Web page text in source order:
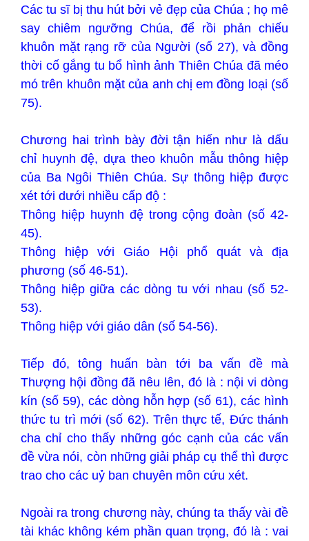
Các tu sĩ bị thu hút bởi vẻ đẹp của Chúa ; họ mê
say chiêm ngưỡng Chúa, để rồi phản chiếu
khuôn mặt rạng rỡ của Người (số 27), và đồng
thời cố gắng tu bổ hình ảnh Thiên Chúa đã méo
mó trên khuôn mặt của anh chị em đồng loại (số
75).
Chương hai trình bày đời tận hiến như là dấu
chỉ huynh đệ, dựa theo khuôn mẫu thông hiệp
của Ba Ngôi Thiên Chúa. Sự thông hiệp được
xét tới dưới nhiều cấp độ :
Thông hiệp huynh đệ trong cộng đoàn (số 42-
45).
Thông hiệp với Giáo Hội phổ quát và địa
phương (số 46-51).
Thông hiệp giữa các dòng tu với nhau (số 52-
53).
Thông hiệp với giáo dân (số 54-56).
Tiếp đó, tông huấn bàn tới ba vấn đề mà
Thượng hội đồng đã nêu lên, đó là : nội vi dòng
kín (số 59), các dòng hỗn hợp (số 61), các hình
thức tu trì mới (số 62). Trên thực tế, Đức thánh
cha chỉ cho thấy những góc cạnh của các vấn
đề vừa nói, còn những giải pháp cụ thể thì được
trao cho các uỷ ban chuyên môn cứu xét.
Ngoài ra trong chương này, chúng ta thấy vài đề
tài khác không kém phần quan trọng, đó là : vai